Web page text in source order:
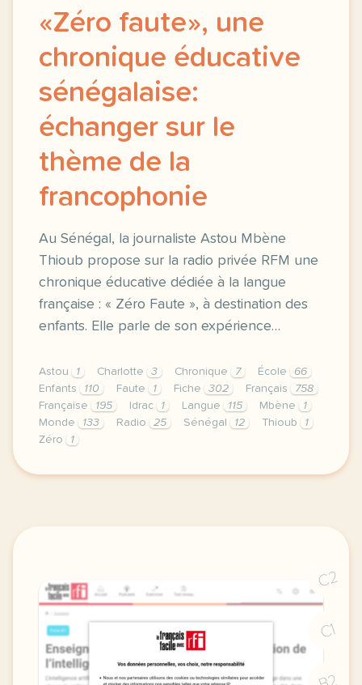
«Zéro faute», une
chronique éducative
sénégalaise:
échanger sur le
thème de la
francophonie
Au Sénégal, la journaliste Astou Mbène
Thioub propose sur la radio privée RFM une
chronique éducative dédiée à la langue
française : « Zéro Faute », à destination des
enfants. Elle parle de son expérience…
Astou 1 Charlotte 3 Chronique 7 École
66
Enfants
110 Faute 1 Fiche 302 Français
758
Française
195 Idrac 1 Langue 115 Mbène
1
Monde
133 Radio 25 Sénégal 12 Thioub
1
Zéro
1
fiche b1 zero faute une chronique educative
C2
C1